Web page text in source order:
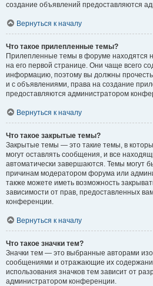
создание объявлений предоставляются
Вернуться к началу
Что такое прилепленные темы?
Прилепленные темы в форуме находятся
на его первой странице. Они чаще всего
информацию, поэтому вы должны прочесть
и с объявлениями, права на создание
предоставляются администратором
Вернуться к началу
Что такое закрытые темы?
Закрытые темы — это такие темы, в
могут оставлять сообщения, и все
автоматически завершаются. Темы могут
причинам модератором форума или
также можете иметь возможность
зависимости от прав, предоставленных
конференции.
Вернуться к началу
Что такое значки тем?
Значки тем — это выбранные авторами
сообщениями и отражающие их
использования значков тем зависит от
администратором конференции.